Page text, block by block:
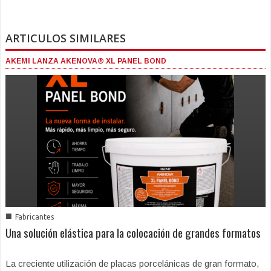
ARTICULOS SIMILARES
AKEMI LANZA AKENOVA® XL PANEL BOND
■ Fabricantes
Una solución elástica para la colocación de grandes formatos
La creciente utilización de placas porcelánicas de gran formato,